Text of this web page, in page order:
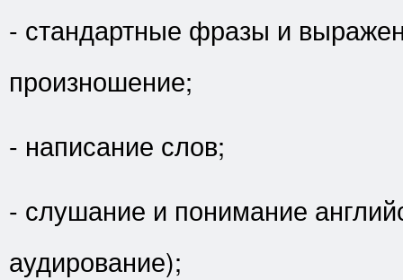
- стандартные фразы и
произношение;
- написание слов;
- слушание и понимание
аудирование);